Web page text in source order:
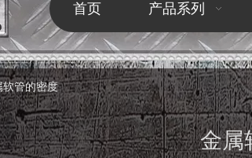
首页 产品系列
软管的密度
金属